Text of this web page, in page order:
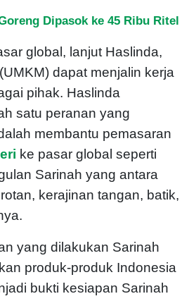
Dipasok ke 45 Ribu Ritel
global, lanjut Haslinda,
dapat menjalin kerja
pihak. Haslinda
satu peranan yang
membantu pemasaran
ke pasar global seperti
Sarinah yang antara
kerajinan tangan, batik,
yang dilakukan Sarinah
produk-produk Indonesia
bukti kesiapan Sarinah